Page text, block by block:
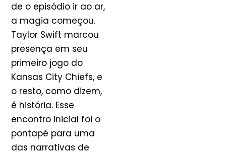
de o episódio ir ao ar,
a magia começou.
Taylor Swift marcou
presença em seu
primeiro jogo do
Kansas City Chiefs, e
o resto, como dizem,
é história. Esse
encontro inicial foi o
pontapé para uma
das narrativas de